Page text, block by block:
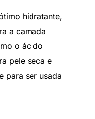
hidratante,
a camada
o ácido
pele seca e
para ser usada